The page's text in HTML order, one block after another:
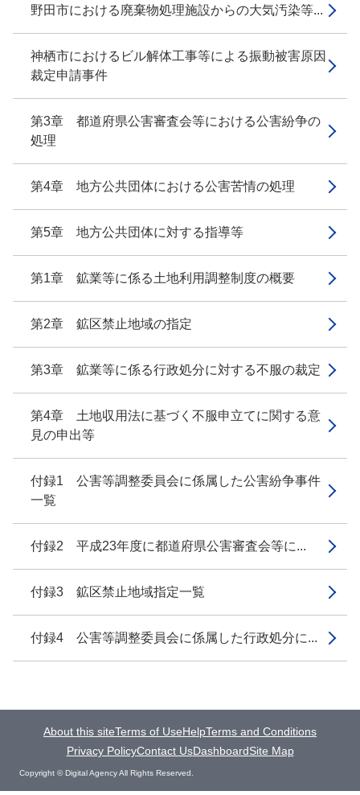
野田市における廃棄物処理施設からの大気汚染等...
神栖市におけるビル解体工事等による振動被害原因
裁定申請事件
第3章 都道府県公害審査会等における公害紛争の
処理
第4章 地方公共団体における公害苦情の処理
第5章 地方公共団体に対する指導等
第1章 鉱業等に係る土地利用調整制度の概要
第2章 鉱区禁止地域の指定
第3章 鉱業等に係る行政処分に対する不服の裁定
第4章 土地収用法に基づく不服申立てに関する意
見の申出等
付録1 公害等調整委員会に係属した公害紛争事件
一覧
付録2 平成23年度に都道府県公害審査会等に...
付録3 鉱区禁止地域指定一覧
付録4 公害等調整委員会に係属した行政処分に...
About this siteTerms of UseHelpTerms and Conditions
Privacy PolicyContact UsDashboardSite Map
Copyright © Digital Agency All Rights Reserved.